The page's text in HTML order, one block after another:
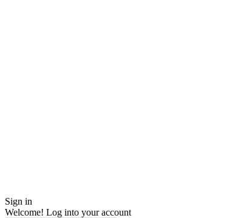
Sign in
Welcome! Log into your account